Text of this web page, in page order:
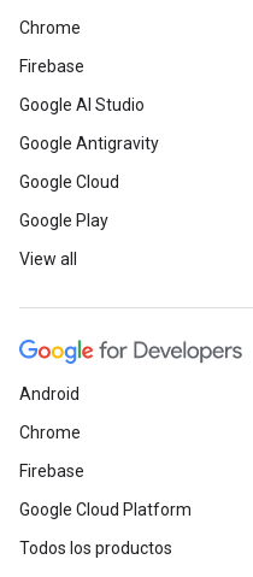
Chrome
Firebase
Google AI Studio
Google Antigravity
Google Cloud
Google Play
View all
Android
Chrome
Firebase
Google Cloud Platform
Todos los productos